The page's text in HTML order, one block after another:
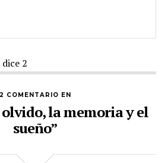
2
2 COMENTARIO EN
olvido, la memoria y el
sueño”